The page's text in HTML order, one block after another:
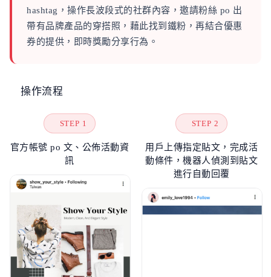
hashtag，操作長波段式的社群內容，邀請粉絲 po 出
帶有品牌產品的穿搭照，藉此找到鐵粉，再結合優惠
券的提供，即時獎勵分享行為。
操作流程
STEP 1
官方帳號 po 文、公佈活動資
訊
STEP 2
用戶上傳指定貼文，完成活
動條件，機器人偵測到貼文
進行自動回覆